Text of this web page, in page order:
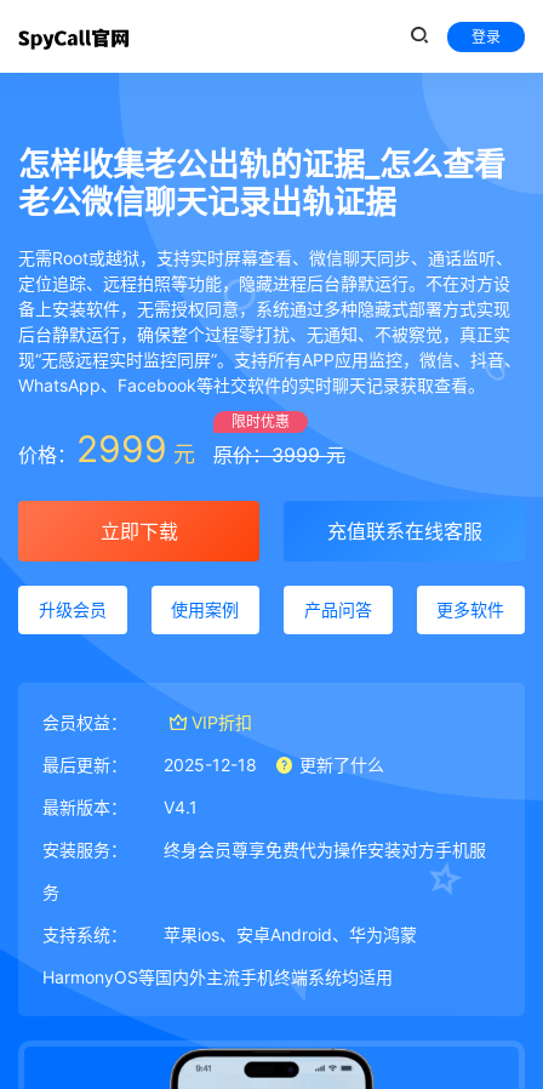
登录
怎样收集老公出轨的证据_怎么查看
老公微信聊天记录出轨证据
无需Root或越狱，支持实时屏幕查看、微信聊天同步、通话监听、
定位追踪、远程拍照等功能，隐藏进程后台静默运行。不在对方设
备上安装软件，无需授权同意，系统通过多种隐藏式部署方式实现
后台静默运行，确保整个过程零打扰、无通知、不被察觉，真正实
现“无感远程实时监控同屏”。支持所有APP应用监控，微信、抖音、
WhatsApp、Facebook等社交软件的实时聊天记录获取查看。
价格： 2999 元
限时优惠
原价：3999 元
立即下载 充值联系在线客服
升级会员 使用案例 产品问答 更多软件
会员权益： VIP折扣
最后更新： 2025-12-18 更新了什么
最新版本： V4.1
安装服务： 终身会员尊享免费代为操作安装对方手机服
务
支持系统： 苹果ios、安卓Android、华为鸿蒙
HarmonyOS等国内外主流手机终端系统均适用